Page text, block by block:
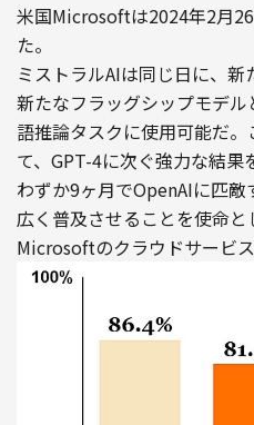
米国Microsoftは2024年2月
た。
ミストラルAIは同じ日に、
新たなフラッグシップモデ
語推論タスクに使用可能だ
て、GPT-4に次ぐ強力な結果
わずか9ヶ月でOpenAIに匹
広く普及させることを使命
Microsoftのクラウドサービ